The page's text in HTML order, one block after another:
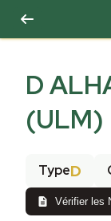
D
(ULM)
TypeD
Vérifier les